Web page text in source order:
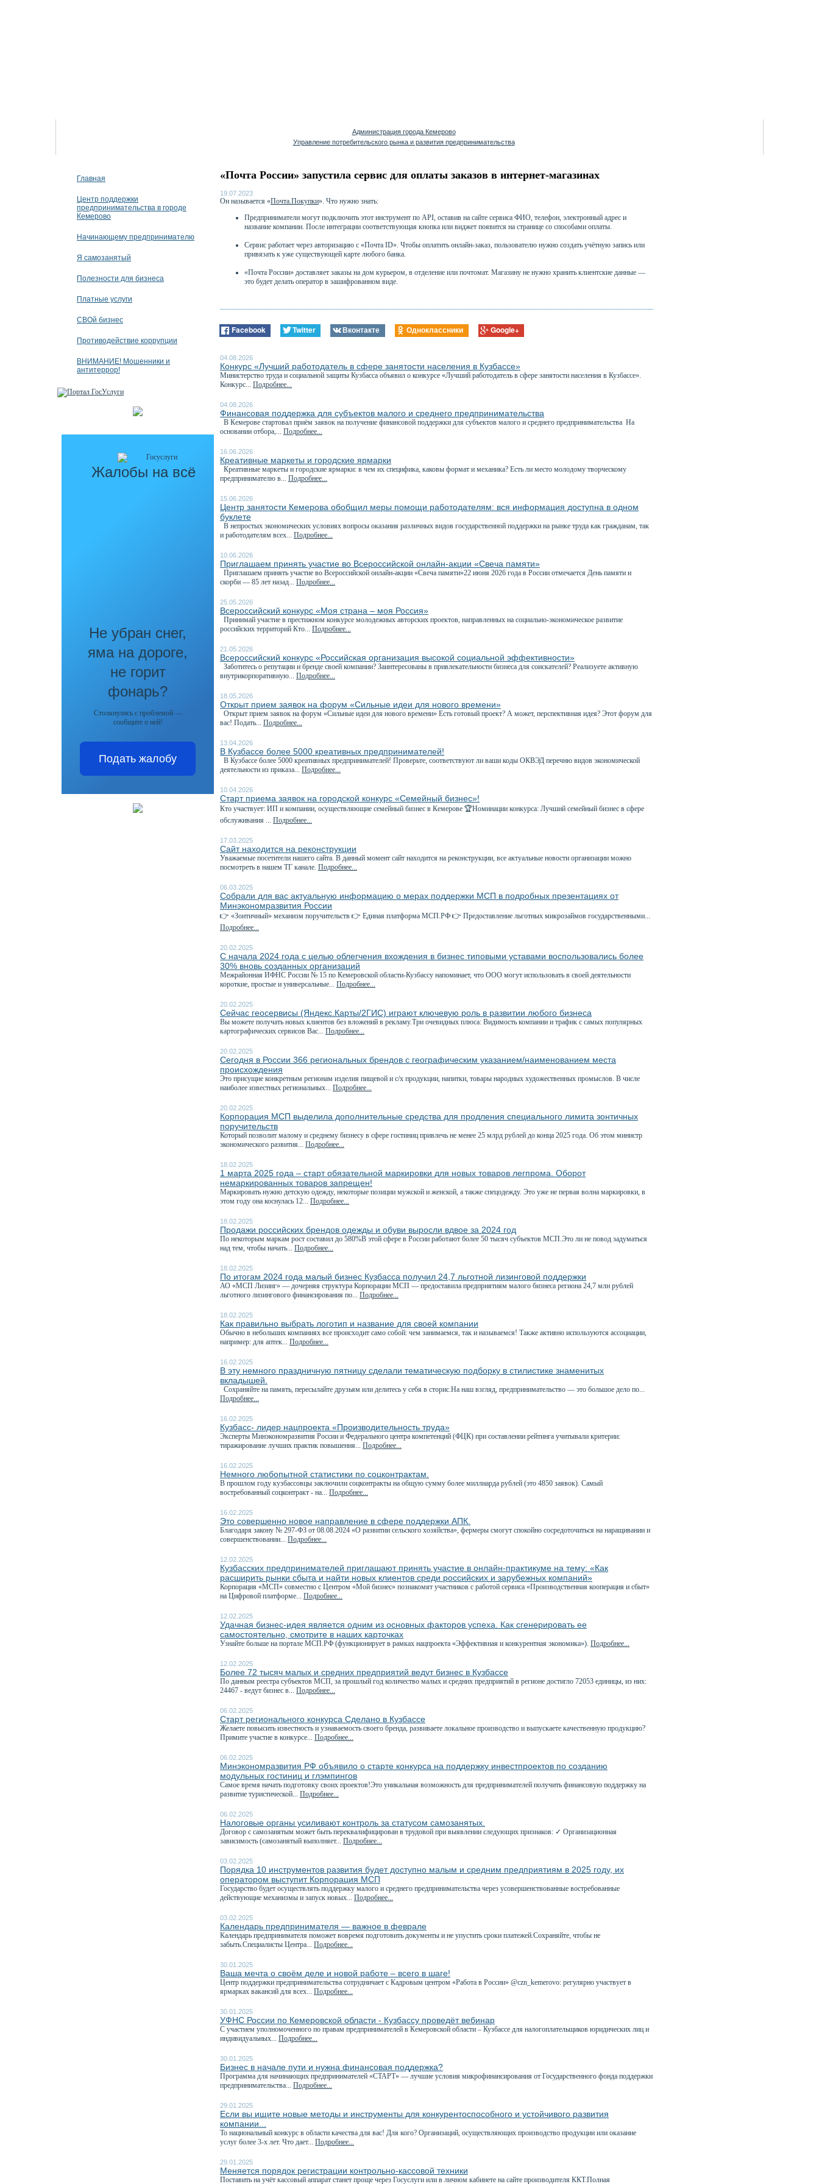
Администрация города Кемерово
Управление потребительского рынка и развития предпринимательства
Главная
Центр поддержки
предпринимательства в городе
Кемерово
Начинающему предпринимателю
Я самозанятый
Полезности для бизнеса
Платные услуги
СВОй бизнес
Противодействие коррупции
ВНИМАНИЕ! Мошенники и
антитеррор!
Жалобы на всё
Не убран снег,
яма на дороге,
не горит
фонарь?
Столкнулись с проблемой —
сообщите о ней!
Подать жалобу
«Почта России» запустила сервис для оплаты заказов в интернет-магазинах
19.07.2023
Он называется «Почта.Покупки». Что нужно знать:
Предприниматели могут подключить этот инструмент по API, оставив на сайте сервиса ФИО, телефон, электронный адрес и
название компании. После интеграции соответствующая кнопка или виджет появится на странице со способами оплаты.
Сервис работает через авторизацию с «Почта ID». Чтобы оплатить онлайн-заказ, пользователю нужно создать учётную запись или
привязать к уже существующей карте любого банка.
«Почта России» доставляет заказы на дом курьером, в отделение или почтомат. Магазину не нужно хранить клиентские данные —
это будет делать оператор в зашифрованном виде.
Facebook Twitter Вконтакте Одноклассники Google+
04.08.2026
Конкурс «Лучший работодатель в сфере занятости населения в Кузбассе»
Министерство труда и социальной защиты Кузбасса объявил о конкурсе «Лучший работодатель в сфере занятости населения в Кузбассе».
Конкурс... Подробнее...
04.08.2026
Финансовая поддержка для субъектов малого и среднего предпринимательства
В Кемерове стартовал приём заявок на получение финансовой поддержки для субъектов малого и среднего предпринимательства На
основании отбора,... Подробнее...
16.06.2026
Креативные маркеты и городские ярмарки
Креативные маркеты и городские ярмарки: в чем их специфика, каковы формат и механика? Есть ли место молодому творческому
предпринимателю в... Подробнее...
15.06.2026
Центр занятости Кемерова обобщил меры помощи работодателям: вся информация доступна в одном
буклете
В непростых экономических условиях вопросы оказания различных видов государственной поддержки на рынке труда как гражданам, так
и работодателям всех... Подробнее...
10.06.2026
Приглашаем принять участие во Всероссийской онлайн-акции «Свеча памяти»
Приглашаем принять участие во Всероссийской онлайн-акции «Свеча памяти»22 июня 2026 года в России отмечается День памяти и
скорби — 85 лет назад... Подробнее...
25.05.2026
Всероссийский конкурс «Моя страна – моя Россия»
Принимай участие в престижном конкурсе молодежных авторских проектов, направленных на социально-экономическое развитие
российских территорий Кто... Подробнее...
21.05.2026
Всероссийский конкурс «Российская организация высокой социальной эффективности»
Заботитесь о репутации и бренде своей компании? Заинтересованы в привлекательности бизнеса для соискателей? Реализуете активную
внутрикорпоративную... Подробнее...
18.05.2026
Открыт прием заявок на форум «Сильные идеи для нового времени»
Открыт прием заявок на форум «Сильные идеи для нового времени» Есть готовый проект? А может, перспективная идея? Этот форум для
вас! Подать... Подробнее...
13.04.2026
В Кузбассе более 5000 креативных предпринимателей!
В Кузбассе более 5000 креативных предпринимателей! Проверьте, соответствуют ли ваши коды ОКВЭД перечню видов экономической
деятельности из приказа... Подробнее...
10.04.2026
Старт приема заявок на городской конкурс «Семейный бизнес»!
Кто участвует: ИП и компании, осуществляющие семейный бизнес в Кемерове 🏆Номинации конкурса: Лучший семейный бизнес в сфере
обслуживания ... Подробнее...
17.03.2025
Сайт находится на реконструкции
Уважаемые посетители нашего сайта. В данный момент сайт находится на реконструкции, все актуальные новости организации можно
посмотреть в нашем ТГ канале. Подробнее...
06.03.2025
Собрали для вас актуальную информацию о мерах поддержки МСП в подробных презентациях от
Минэкономразвития России
👉 «Зонтичный» механизм поручительств 👉 Единая платформа МСП.РФ 👉 Предоставление льготных микрозаймов государственными...
Подробнее...
20.02.2025
С начала 2024 года с целью облегчения вхождения в бизнес типовыми уставами воспользовались более
30% вновь созданных организаций
Межрайонная ИФНС России № 15 по Кемеровской области-Кузбассу напоминает, что ООО могут использовать в своей деятельности
короткие, простые и универсальные... Подробнее...
20.02.2025
Сейчас геосервисы (Яндекс.Карты/2ГИС) играют ключевую роль в развитии любого бизнеса
Вы можете получать новых клиентов без вложений в рекламу.Три очевидных плюса: Видимость компании и трафик с самых популярных
картографических сервисов Вас... Подробнее...
20.02.2025
Сегодня в России 366 региональных брендов с географическим указанием/наименованием места
происхождения
Это присущие конкретным регионам изделия пищевой и с/х продукции, напитки, товары народных художественных промыслов. В числе
наиболее известных региональных... Подробнее...
20.02.2025
Корпорация МСП выделила дополнительные средства для продления специального лимита зонтичных
поручительств
Который позволит малому и среднему бизнесу в сфере гостиниц привлечь не менее 25 млрд рублей до конца 2025 года. Об этом министр
экономического развития... Подробнее...
18.02.2025
1 марта 2025 года – старт обязательной маркировки для новых товаров легпрома. Оборот
немаркированных товаров запрещен!
Маркировать нужно детскую одежду, некоторые позиции мужской и женской, а также спецодежду. Это уже не первая волна маркировки, в
этом году она коснулась 12... Подробнее...
18.02.2025
Продажи российских брендов одежды и обуви выросли вдвое за 2024 год
По некоторым маркам рост составил до 580%В этой сфере в России работают более 50 тысяч субъектов МСП.Это ли не повод задуматься
над тем, чтобы начать... Подробнее...
18.02.2025
По итогам 2024 года малый бизнес Кузбасса получил 24,7 льготной лизинговой поддержки
АО «МСП Лизинг» — дочерняя структура Корпорации МСП — предоставила предприятиям малого бизнеса региона 24,7 млн рублей
льготного лизингового финансирования по... Подробнее...
18.02.2025
Как правильно выбрать логотип и название для своей компании
Обычно в небольших компаниях все происходит само собой: чем занимаемся, так и называемся! Также активно используются ассоциации,
например: для аптек... Подробнее...
16.02.2025
В эту немного праздничную пятницу сделали тематическую подборку в стилистике знаменитых
вкладышей.
Сохраняйте на память, пересылайте друзьям или делитесь у себя в сторис.На наш взгляд, предпринимательство — это большое дело по...
Подробнее...
16.02.2025
Кузбасс- лидер нацпроекта «Производительность труда»
Эксперты Минэкономразвития России и Федерального центра компетенций (ФЦК) при составлении рейтинга учитывали критерии:
тиражирование лучших практик повышения... Подробнее...
16.02.2025
Немного любопытной статистики по соцконтрактам.
В прошлом году кузбассовцы заключили соцконтракты на общую сумму более миллиарда рублей (это 4850 заявок). Самый
востребованный соцконтракт - на... Подробнее...
16.02.2025
Это совершенно новое направление в сфере поддержки АПК.
Благодаря закону № 297-ФЗ от 08.08.2024 «О развитии сельского хозяйства», фермеры смогут спокойно сосредоточиться на наращивании и
совершенствовании... Подробнее...
12.02.2025
Кузбасских предпринимателей приглашают принять участие в онлайн-практикуме на тему: «Как
расширить рынки сбыта и найти новых клиентов среди российских и зарубежных компаний»
Корпорация «МСП» совместно с Центром «Мой бизнес» познакомят участников с работой сервиса «Производственная кооперация и сбыт»
на Цифровой платформе... Подробнее...
12.02.2025
Удачная бизнес-идея является одним из основных факторов успеха. Как сгенерировать ее
самостоятельно, смотрите в наших карточках
Узнайте больше на портале МСП.РФ (функционирует в рамках нацпроекта «Эффективная и конкурентная экономика»). Подробнее...
12.02.2025
Более 72 тысяч малых и средних предприятий ведут бизнес в Кузбассе
По данным реестра субъектов МСП, за прошлый год количество малых и средних предприятий в регионе достигло 72053 единицы, из них:
24467 - ведут бизнес в... Подробнее...
06.02.2025
Старт регионального конкурса Сделано в Кузбассе
Желаете повысить известность и узнаваемость своего бренда, развиваете локальное производство и выпускаете качественную продукцию?
Примите участие в конкурсе... Подробнее...
06.02.2025
Минэкономразвития РФ объявило о старте конкурса на поддержку инвестпроектов по созданию
модульных гостиниц и глэмпингов
Самое время начать подготовку своих проектов!Это уникальная возможность для предпринимателей получить финансовую поддержку на
развитие туристической... Подробнее...
06.02.2025
Налоговые органы усиливают контроль за статусом самозанятых.
Договор с самозанятым может быть переквалифицирован в трудовой при выявлении следующих признаков: ✓ Организационная
зависимость (самозанятый выполняет... Подробнее...
03.02.2025
Порядка 10 инструментов развития будет доступно малым и средним предприятиям в 2025 году, их
оператором выступит Корпорация МСП
Государство будет осуществлять поддержку малого и среднего предпринимательства через усовершенствованные востребованные
действующие механизмы и запуск новых... Подробнее...
03.02.2025
Календарь предпринимателя — важное в феврале
Календарь предпринимателя поможет вовремя подготовить документы и не упустить сроки платежей.Сохраняйте, чтобы не
забыть.Специалисты Центра... Подробнее...
30.01.2025
Ваша мечта о своём деле и новой работе – всего в шаге!
Центр поддержки предпринимательства сотрудничает с Кадровым центром «Работа в России» @czn_kemerovo: регулярно участвует в
ярмарках вакансий для всех... Подробнее...
30.01.2025
УФНС России по Кемеровской области - Кузбассу проведёт вебинар
C участием уполномоченного по правам предпринимателей в Кемеровской области – Кузбассе для налогоплательщиков юридических лиц и
индивидуальных... Подробнее...
30.01.2025
Бизнес в начале пути и нужна финансовая поддержка?
Программа для начинающих предпринимателей «СТАРТ» — лучшие условия микрофинансирования от Государственного фонда поддержки
предпринимательства... Подробнее...
29.01.2025
Если вы ищите новые методы и инструменты для конкурентоспособного и устойчивого развития
компании...
То национальный конкурс в области качества для вас! Для кого? Организаций, осуществляющих производство продукции или оказание
услуг более 3-х лет. Что дает... Подробнее...
29.01.2025
Меняется порядок регистрации контрольно-кассовой техники
Поставить на учёт кассовый аппарат станет проще через Госуслуги или в личном кабинете на сайте производителя ККТ.Полная